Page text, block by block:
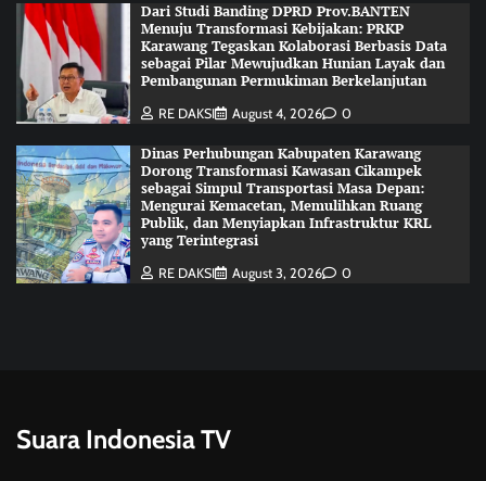
Dari Studi Banding DPRD Prov.BANTEN
Menuju Transformasi Kebijakan: PRKP
Karawang Tegaskan Kolaborasi Berbasis Data
sebagai Pilar Mewujudkan Hunian Layak dan
Pembangunan Permukiman Berkelanjutan
RE DAKSI August 4, 2026 0
Dinas Perhubungan Kabupaten Karawang
Dorong Transformasi Kawasan Cikampek
sebagai Simpul Transportasi Masa Depan:
Mengurai Kemacetan, Memulihkan Ruang
Publik, dan Menyiapkan Infrastruktur KRL
yang Terintegrasi
RE DAKSI August 3, 2026 0
Suara Indonesia TV